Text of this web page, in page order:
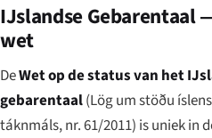
IJslandse Gebarentaal
wet
DeWet op de status van het
gebarentaal(Lög um stöðu
táknmáls, nr. 61/2011) is uniek in